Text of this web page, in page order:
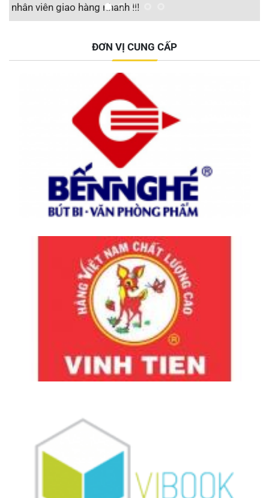
nhân viên giao hàng nhanh !!!
ĐƠN VỊ CUNG CẤP